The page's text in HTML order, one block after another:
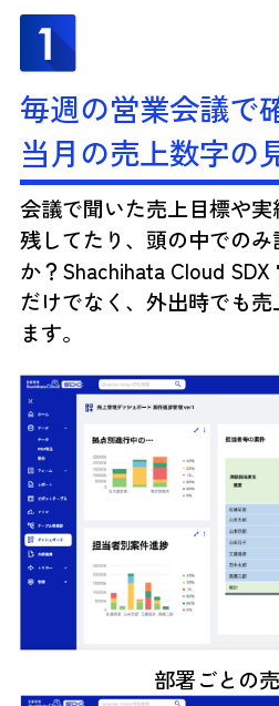
毎週の営業会議で
当月の売上数字の
会議で聞いた売上目標や
残してたり、頭の中での
か？Shachihata Cloud
だけでなく、外出時でも
ます。
部署ごとの